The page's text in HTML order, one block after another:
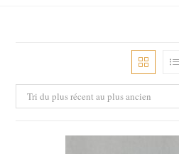
Tri du plus récent au plus ancien